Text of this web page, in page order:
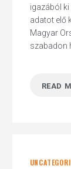
igazából
adatot elő
Magyar
szabadon
READ